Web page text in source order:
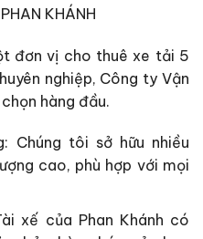
đơn vị cho thuê xe tải 5
nghiệp, Công ty Vận
hàng đầu.
Chúng tôi sở hữu nhiều
cao, phù hợp với mọi
xế của Phan Khánh có